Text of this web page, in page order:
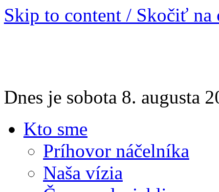
Skip to content / Skočiť na
Dnes je sobota 8. augusta
Kto sme
Príhovor náčelníka
Naša vízia